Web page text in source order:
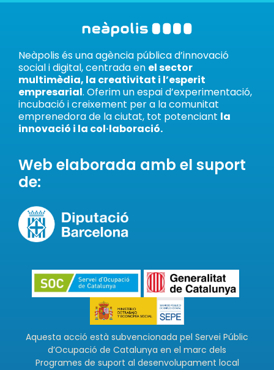
Neàpolis és una agència pública d’innovació
social i digital, centrada en el sector
multimèdia, la creativitat i l’esperit
empresarial. Oferim un espai d’experimentació,
incubació i creixement per a la comunitat
emprenedora de la ciutat, tot potenciant la
innovació i la col·laboració.
Web elaborada amb el suport
de:
Aquesta acció està subvencionada pel Servei Públic
d’Ocupació de Catalunya en el marc dels
Programes de suport al desenvolupament local